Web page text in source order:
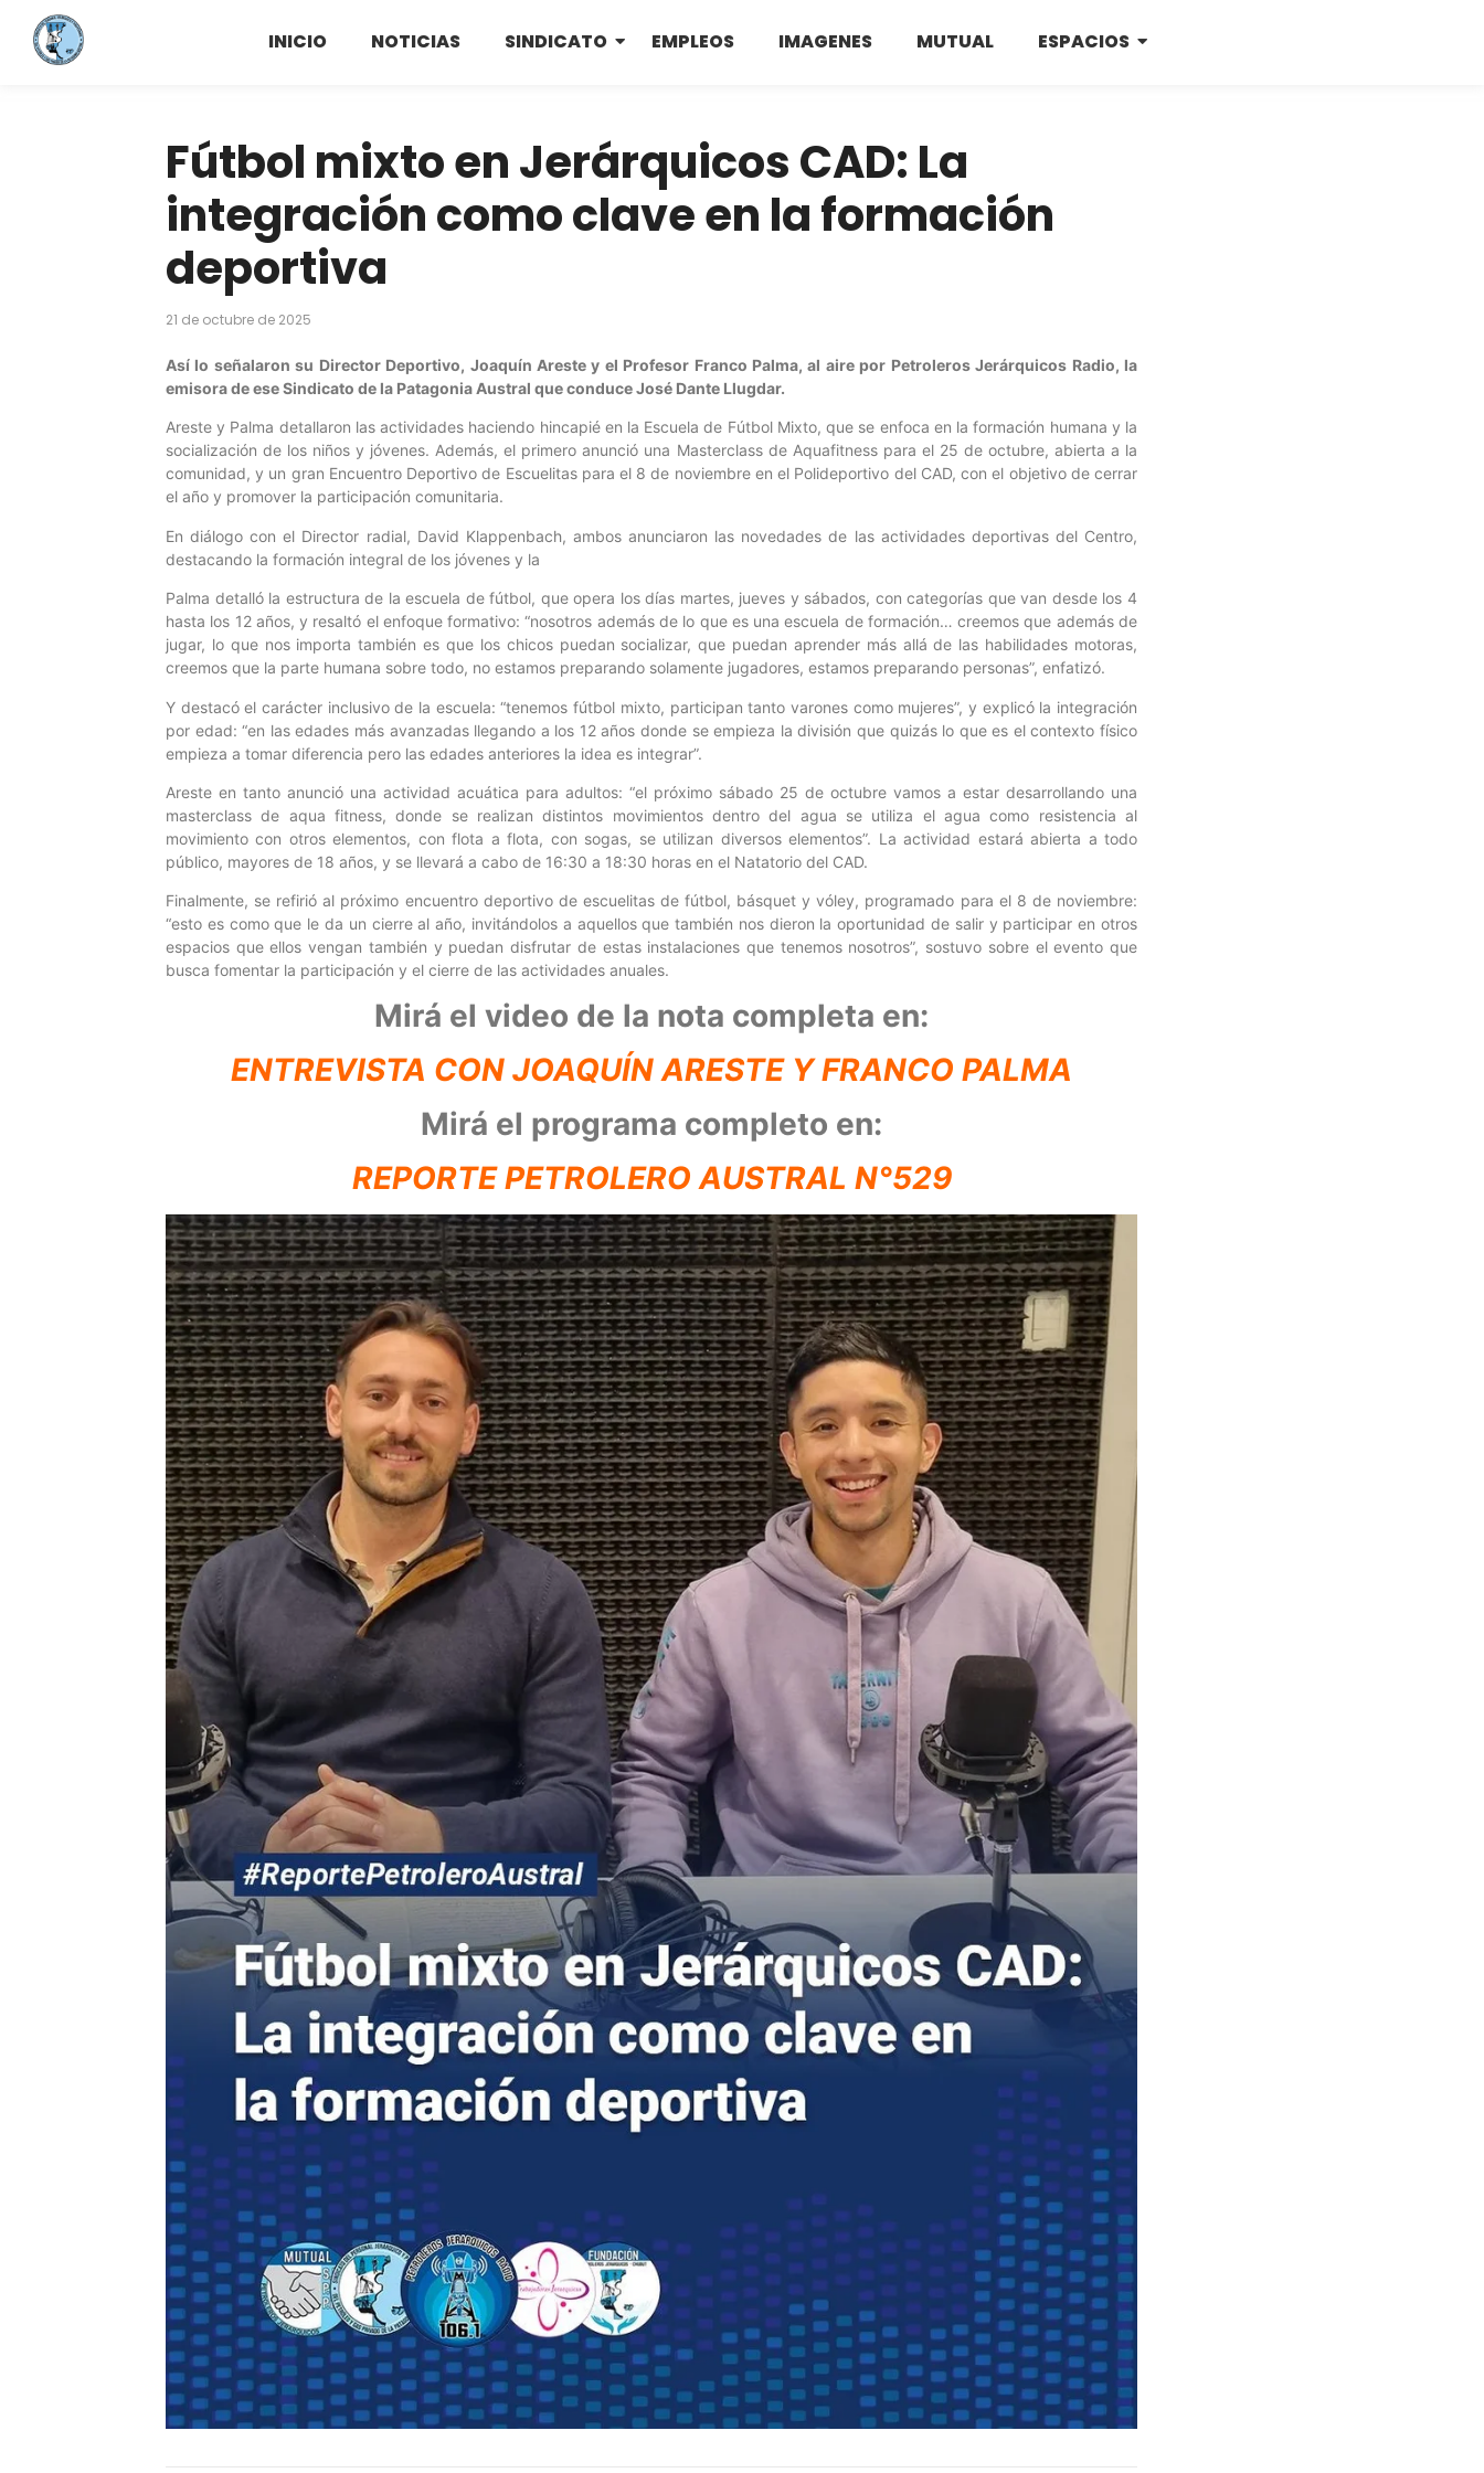
INICIO NOTICIAS SINDICATO EMPLEOS IMAGENES MUTUAL ESPACIOS
Fútbol mixto en Jerárquicos CAD: La
integración como clave en la formación
deportiva
21 de octubre de 2025
Así lo señalaron su Director Deportivo, Joaquín Areste y el Profesor Franco Palma, al aire por Petroleros Jerárquicos Radio, la
emisora de ese Sindicato de la Patagonia Austral que conduce José Dante Llugdar.
Areste y Palma detallaron las actividades haciendo hincapié en la Escuela de Fútbol Mixto, que se enfoca en la formación humana y la
socialización de los niños y jóvenes. Además, el primero anunció una Masterclass de Aquafitness para el 25 de octubre, abierta a la
comunidad, y un gran Encuentro Deportivo de Escuelitas para el 8 de noviembre en el Polideportivo del CAD, con el objetivo de cerrar
el año y promover la participación comunitaria.
En diálogo con el Director radial, David Klappenbach, ambos anunciaron las novedades de las actividades deportivas del Centro,
destacando la formación integral de los jóvenes y la
Palma detalló la estructura de la escuela de fútbol, que opera los días martes, jueves y sábados, con categorías que van desde los 4
hasta los 12 años, y resaltó el enfoque formativo: “nosotros además de lo que es una escuela de formación… creemos que además de
jugar, lo que nos importa también es que los chicos puedan socializar, que puedan aprender más allá de las habilidades motoras,
creemos que la parte humana sobre todo, no estamos preparando solamente jugadores, estamos preparando personas”, enfatizó.
Y destacó el carácter inclusivo de la escuela: “tenemos fútbol mixto, participan tanto varones como mujeres”, y explicó la integración
por edad: “en las edades más avanzadas llegando a los 12 años donde se empieza la división que quizás lo que es el contexto físico
empieza a tomar diferencia pero las edades anteriores la idea es integrar”.
Areste en tanto anunció una actividad acuática para adultos: “el próximo sábado 25 de octubre vamos a estar desarrollando una
masterclass de aqua fitness, donde se realizan distintos movimientos dentro del agua se utiliza el agua como resistencia al
movimiento con otros elementos, con flota a flota, con sogas, se utilizan diversos elementos”. La actividad estará abierta a todo
público, mayores de 18 años, y se llevará a cabo de 16:30 a 18:30 horas en el Natatorio del CAD.
Finalmente, se refirió al próximo encuentro deportivo de escuelitas de fútbol, básquet y vóley, programado para el 8 de noviembre:
“esto es como que le da un cierre al año, invitándolos a aquellos que también nos dieron la oportunidad de salir y participar en otros
espacios que ellos vengan también y puedan disfrutar de estas instalaciones que tenemos nosotros”, sostuvo sobre el evento que
busca fomentar la participación y el cierre de las actividades anuales.
Mirá el video de la nota completa en:
ENTREVISTA CON JOAQUÍN ARESTE Y FRANCO PALMA
Mirá el programa completo en:
REPORTE PETROLERO AUSTRAL N°529